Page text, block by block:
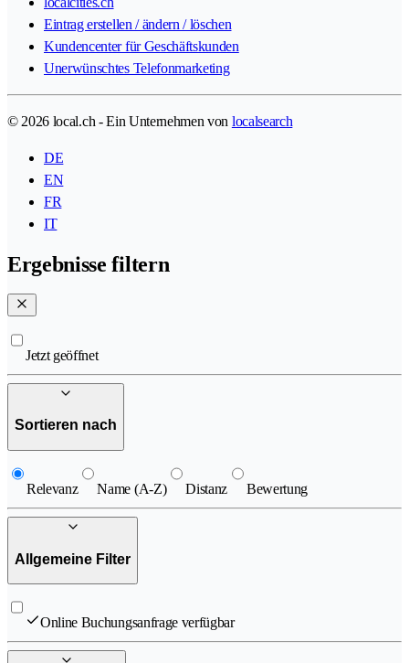
Eintrag erstellen / ändern / löschen
Kundencenter für Geschäftskunden
Unerwünschtes Telefonmarketing
© 2026 local.ch - Ein Unternehmen von localsearch
DE
EN
FR
IT
Ergebnisse filtern
Jetzt geöffnet
Sortieren nach
Relevanz Name (A-Z) Distanz Bewertung
Allgemeine Filter
Online Buchungsanfrage verfügbar